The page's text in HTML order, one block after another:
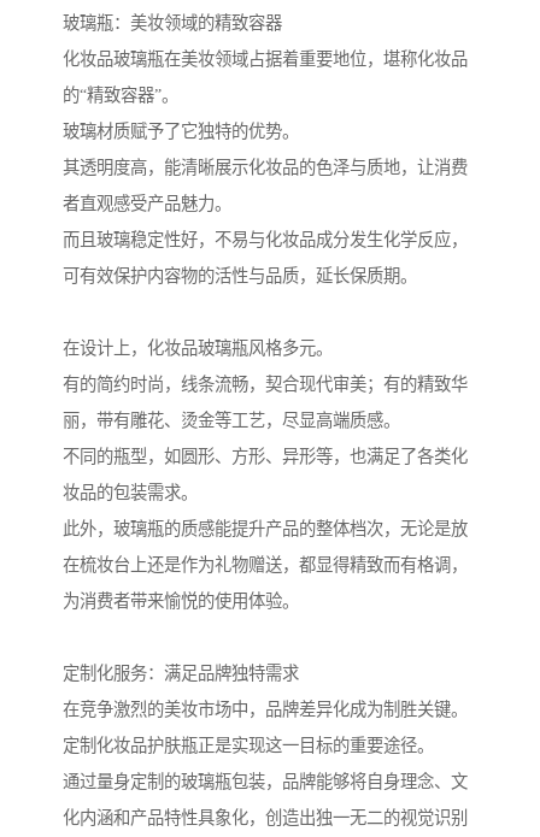
玻璃瓶：美妆领域的精致容器
化妆品玻璃瓶在美妆领域占据着重要地位，堪称化妆品
的“精致容器”。
玻璃材质赋予了它独特的优势。
其透明度高，能清晰展示化妆品的色泽与质地，让消费
者直观感受产品魅力。
而且玻璃稳定性好，不易与化妆品成分发生化学反应，
可有效保护内容物的活性与品质，延长保质期。
在设计上，化妆品玻璃瓶风格多元。
有的简约时尚，线条流畅，契合现代审美；有的精致华
丽，带有雕花、烫金等工艺，尽显高端质感。
不同的瓶型，如圆形、方形、异形等，也满足了各类化
妆品的包装需求。
此外，玻璃瓶的质感能提升产品的整体档次，无论是放
在梳妆台上还是作为礼物赠送，都显得精致而有格调，
为消费者带来愉悦的使用体验。
定制化服务：满足品牌独特需求
在竞争激烈的美妆市场中，品牌差异化成为制胜关键。
定制化妆品护肤瓶正是实现这一目标的重要途径。
通过量身定制的玻璃瓶包装，品牌能够将自身理念、文
化内涵和产品特性具象化，创造出独一无二的视觉识别